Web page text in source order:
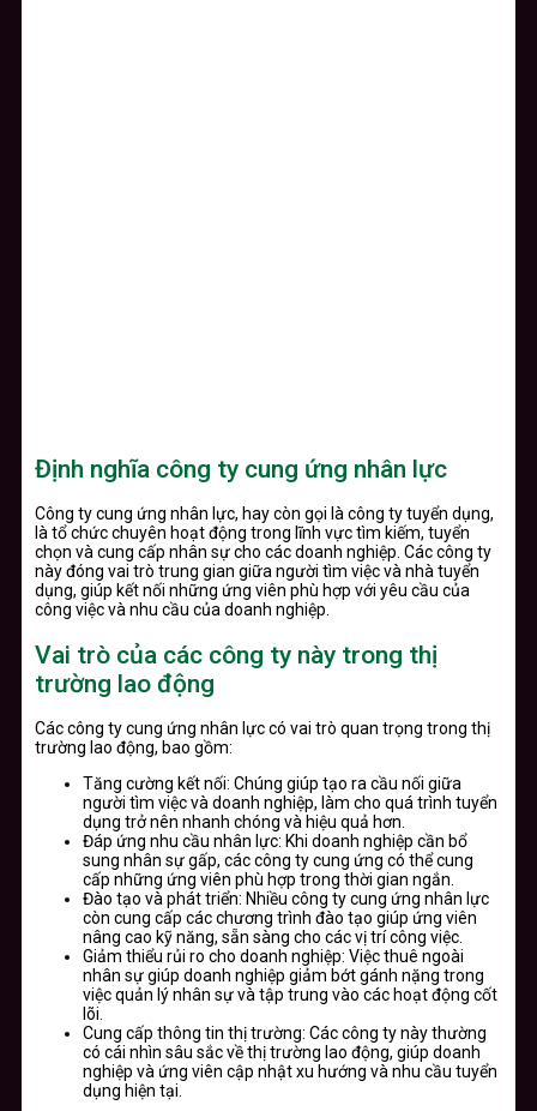
Định nghĩa công ty cung ứng nhân lực
Công ty cung ứng nhân lực, hay còn gọi là công ty tuyển dụng,
là tổ chức chuyên hoạt động trong lĩnh vực tìm kiếm, tuyển
chọn và cung cấp nhân sự cho các doanh nghiệp. Các công ty
này đóng vai trò trung gian giữa người tìm việc và nhà tuyển
dụng, giúp kết nối những ứng viên phù hợp với yêu cầu của
công việc và nhu cầu của doanh nghiệp.
Vai trò của các công ty này trong thị
trường lao động
Các công ty cung ứng nhân lực có vai trò quan trọng trong thị
trường lao động, bao gồm:
Tăng cường kết nối: Chúng giúp tạo ra cầu nối giữa
người tìm việc và doanh nghiệp, làm cho quá trình tuyển
dụng trở nên nhanh chóng và hiệu quả hơn.
Đáp ứng nhu cầu nhân lực: Khi doanh nghiệp cần bổ
sung nhân sự gấp, các công ty cung ứng có thể cung
cấp những ứng viên phù hợp trong thời gian ngắn.
Đào tạo và phát triển: Nhiều công ty cung ứng nhân lực
còn cung cấp các chương trình đào tạo giúp ứng viên
nâng cao kỹ năng, sẵn sàng cho các vị trí công việc.
Giảm thiểu rủi ro cho doanh nghiệp: Việc thuê ngoài
nhân sự giúp doanh nghiệp giảm bớt gánh nặng trong
việc quản lý nhân sự và tập trung vào các hoạt động cốt
lõi.
Cung cấp thông tin thị trường: Các công ty này thường
có cái nhìn sâu sắc về thị trường lao động, giúp doanh
nghiệp và ứng viên cập nhật xu hướng và nhu cầu tuyển
dụng hiện tại.